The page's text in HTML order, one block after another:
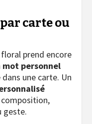
carte ou
prend encore
mot personnel
une carte. Un
geste.